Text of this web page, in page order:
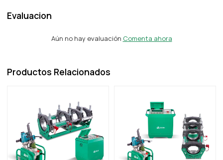
Evaluacion
Aún no hay evaluación Comenta ahora
Productos Relacionados